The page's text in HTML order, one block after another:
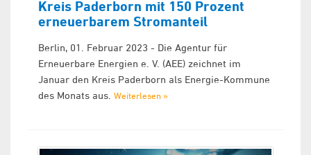
Kreis Paderborn mit 150 Prozent
erneuerbarem Stromanteil
Berlin, 01. Februar 2023 - Die Agentur für
Erneuerbare Energien e. V. (AEE) zeichnet im
Januar den Kreis Paderborn als Energie-Kommune
des Monats aus. Weiterlesen »